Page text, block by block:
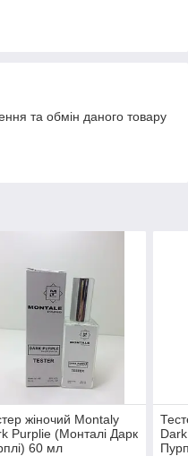
та обмін даного товару
жіночий Montaly
Purplie (Монталі Дарк
60 мл